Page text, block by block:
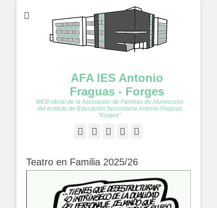
AFA IES Antonio
Fraguas - Forges
WEB oficial de la Asociación de Familias de Alumnos/as
del Instituto de Educación Secundaria Antonio Fraguas
"Forges"
Facebook
Twitter
Feed YouTube
Teatro en Familia 2025/26